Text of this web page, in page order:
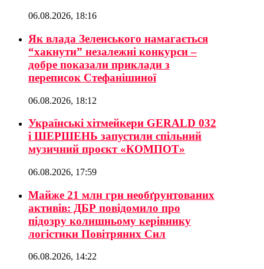
06.08.2026, 18:16
Як влада Зеленського намагається
“хакнути” незалежні конкурси –
добре показали приклади з
переписок Стефанішиної
06.08.2026, 18:12
Українські хітмейкери GERALD 032
і ШЕРШЕНЬ запустили спільний
музичний проєкт «КОМПОТ»
06.08.2026, 17:59
Майже 21 млн грн необґрунтованих
активів: ДБР повідомило про
підозру колишньому керівнику
логістики Повітряних Сил
06.08.2026, 14:22